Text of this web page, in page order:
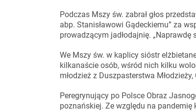
Podczas Mszy św. zabrał głos
abp. Stanisławowi Gądeckiemu” za
prowadzącym jadłodajnię. „Naprawdę
We Mszy św. w kaplicy sióstr
kilkanaście osób, wśród nich kilku
młodzież z Duszpasterstwa
Peregrynujący po Polsce Obraz
poznańskiej. Ze względu na